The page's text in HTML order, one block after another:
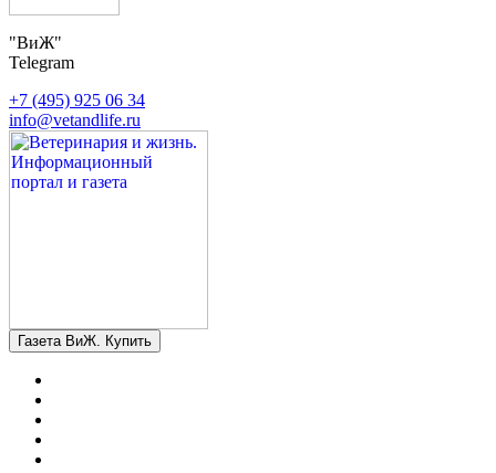
"ВиЖ"
Telegram
+7 (495) 925 06 34
info@vetandlife.ru
Газета ВиЖ. Купить